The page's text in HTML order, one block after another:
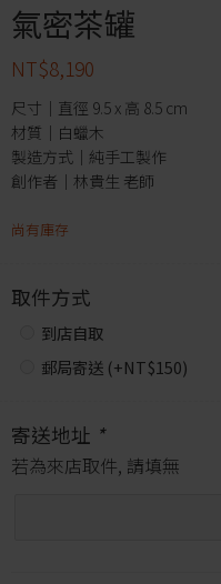
氣密茶罐
NT$8,190
尺寸｜直徑 9.5 x 高 8.5 cm
材質｜白蠟木
製造方式｜純手工製作
創作者｜林貴生 老師
尚有庫存
取件方式
到店自取
郵局寄送 (+NT$150)
寄送地址 *
若為來店取件, 請填無